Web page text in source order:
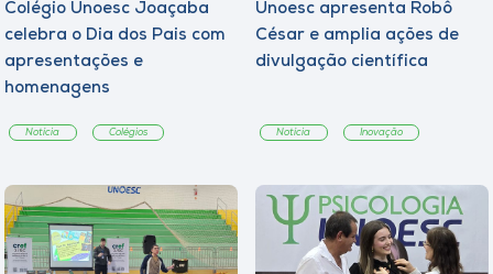
Colégio Unoesc Joaçaba
celebra o Dia dos Pais com
apresentações e
homenagens
Notícia Colégios
Unoesc apresenta Robô
César e amplia ações de
divulgação científica
Notícia Inovação